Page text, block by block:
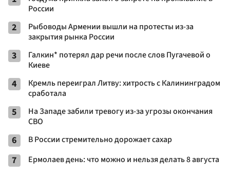
России
2
Рыбоводы Армении вышли на протесты из-за
закрытия рынка России
3
Галкин* потерял дар речи после слов Пугачевой о
Киеве
4
Кремль переиграл Литву: хитрость с Калининградом
сработала
5
На Западе забили тревогу из-за угрозы окончания
СВО
6 В России стремительно дорожает сахар
7 Ермолаев день: что можно и нельзя делать 8 августа